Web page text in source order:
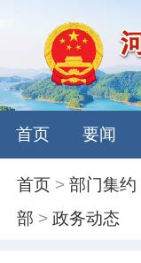
首页 要闻
首页 >部门集约
部 >政务动态